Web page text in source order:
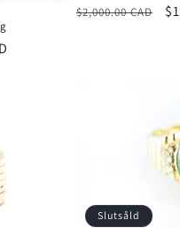
Ordinarie
$2,000.00 CAD
Slutsåld